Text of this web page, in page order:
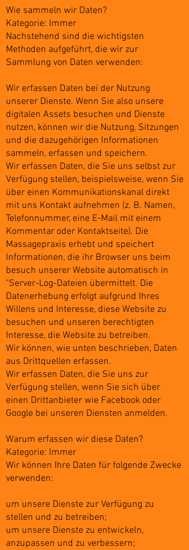
Wie sammeln wir Daten?
Kategorie: Immer
Nachstehend sind die wichtigsten
Methoden aufgeführt, die wir zur
Sammlung von Daten verwenden:
Wir erfassen Daten bei der Nutzung
unserer Dienste. Wenn Sie also unsere
digitalen Assets besuchen und Dienste
nutzen, können wir die Nutzung, Sitzungen
und die dazugehörigen Informationen
sammeln, erfassen und speichern.
Wir erfassen Daten, die Sie uns selbst zur
Verfügung stellen, beispielsweise, wenn Sie
über einen Kommunikationskanal direkt
mit uns Kontakt aufnehmen (z. B. Namen,
Telefonnummer, eine E-Mail mit einem
Kommentar oder Kontaktseite). Die
Massagepraxis erhebt und speichert
Informationen, die ihr Browser uns beim
besuch unserer Website automatisch in
"Server-Log-Dateien übermittelt. Die
Datenerhebung erfolgt aufgrund Ihres
Willens und Interesse, diese Website zu
besuchen und unseren berechtigten
Interesse, die Website zu betreiben.
Wir können, wie unten beschrieben, Daten
aus Drittquellen erfassen.
Wir erfassen Daten, die Sie uns zur
Verfügung stellen, wenn Sie sich über
einen Drittanbieter wie Facebook oder
Google bei unseren Diensten anmelden.
Warum erfassen wir diese Daten?
Kategorie: Immer
Wir können Ihre Daten für folgende Zwecke
verwenden:
um unsere Dienste zur Verfügung zu
stellen und zu betreiben;
um unsere Dienste zu entwickeln,
anzupassen und zu verbessern;